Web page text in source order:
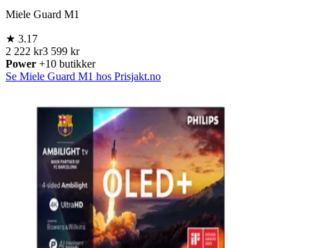
Miele Guard M1
★ 3.17
2 222 kr3 599 kr
Power +10 butikker
Se Miele Guard M1 hos Prisjakt.no